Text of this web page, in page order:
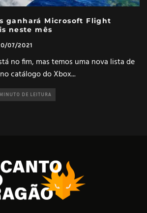
ganhará Microsoft Flight
neste mês
07/2021
no fim, mas temos uma nova lista de
catálogo do Xbox...
DE LEITURA